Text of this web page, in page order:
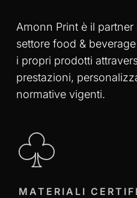
Amonn Print è il
settore food &
i propri prodotti
prestazioni,
normative vigenti.
MATERIALI